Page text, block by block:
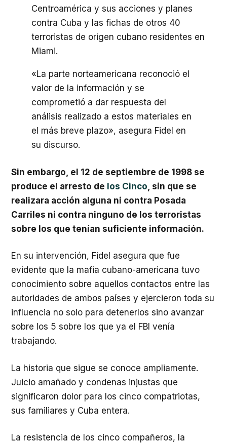
Centroamérica y sus acciones y planes
contra Cuba y las fichas de otros 40
terroristas de origen cubano residentes en
Miami.
«La parte norteamericana reconoció el
valor de la información y se
comprometió a dar respuesta del
análisis realizado a estos materiales en
el más breve plazo», asegura Fidel en
su discurso.
Sin embargo, el 12 de septiembre de 1998 se
produce el arresto de los Cinco , sin que se
realizara acción alguna ni contra Posada
Carriles ni contra ninguno de los terroristas
sobre los que tenían suficiente información.
En su intervención, Fidel asegura que fue
evidente que la mafia cubano-americana tuvo
conocimiento sobre aquellos contactos entre las
autoridades de ambos países y ejercieron toda su
influencia no solo para detenerlos sino avanzar
sobre los 5 sobre los que ya el FBI venía
trabajando.
La historia que sigue se conoce ampliamente.
Juicio amañado y condenas injustas que
significaron dolor para los cinco compatriotas,
sus familiares y Cuba entera.
La resistencia de los cinco compañeros, la